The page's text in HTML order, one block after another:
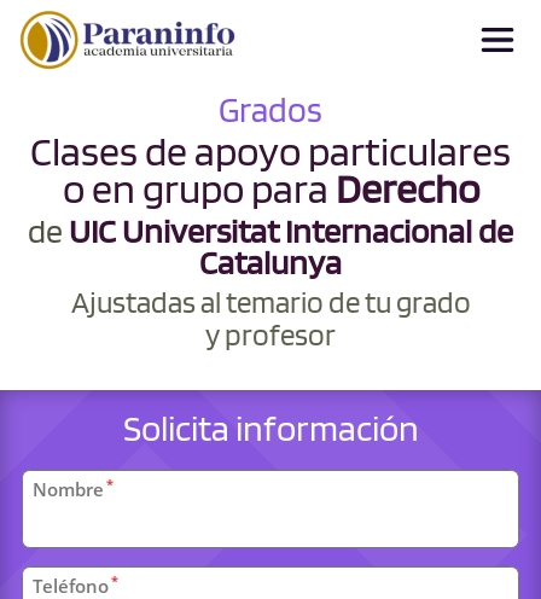
Grados
Clases de apoyo particulares
o en grupo para Derecho
de UIC Universitat Internacional de
Catalunya
Ajustadas al temario de tu grado
y profesor
Solicita información
Datos
personales
Nombre *
Teléfono*